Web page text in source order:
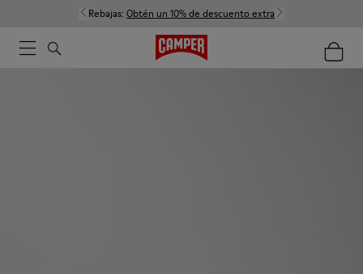
Rebajas: Obtén un 10% de descuento extra